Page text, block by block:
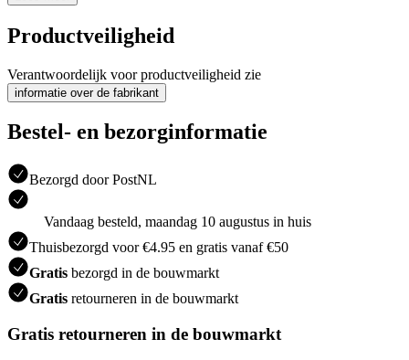
Productveiligheid
Verantwoordelijk voor productveiligheid zie
informatie over de fabrikant
Bestel- en bezorginformatie
Bezorgd door PostNL
Vandaag besteld, maandag 10 augustus in huis
Thuisbezorgd voor €4.95 en gratis vanaf €50
Gratis bezorgd in de bouwmarkt
Gratis retourneren in de bouwmarkt
Gratis retourneren in de bouwmarkt